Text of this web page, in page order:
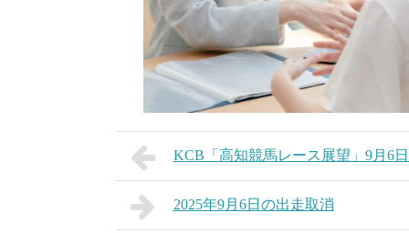
KCB「高知競馬レース展望」9月6
2025年9月6日の出走取消